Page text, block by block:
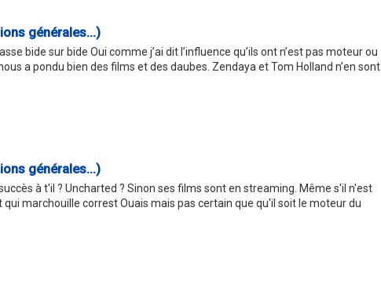
générales...)
bide sur bide Oui comme j’ai dit l’influence qu’ils ont n’est pas moteur ou
a pondu bien des films et des daubes. Zendaya et Tom Holland n’en sont
générales...)
à t'il ? Uncharted ? Sinon ses films sont en streaming. Même s'il n'est
marchouille correst Ouais mais pas certain que qu'il soit le moteur du